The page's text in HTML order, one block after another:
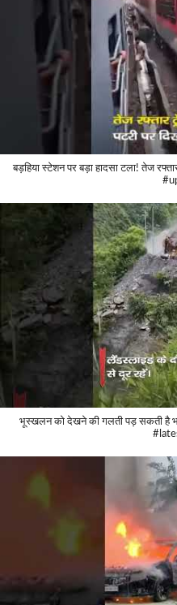
बड़हिया स्टेशन पर बड़ा हादसा टला! तेज
भूस्खलन को देखने की गलती पड़ सकती है